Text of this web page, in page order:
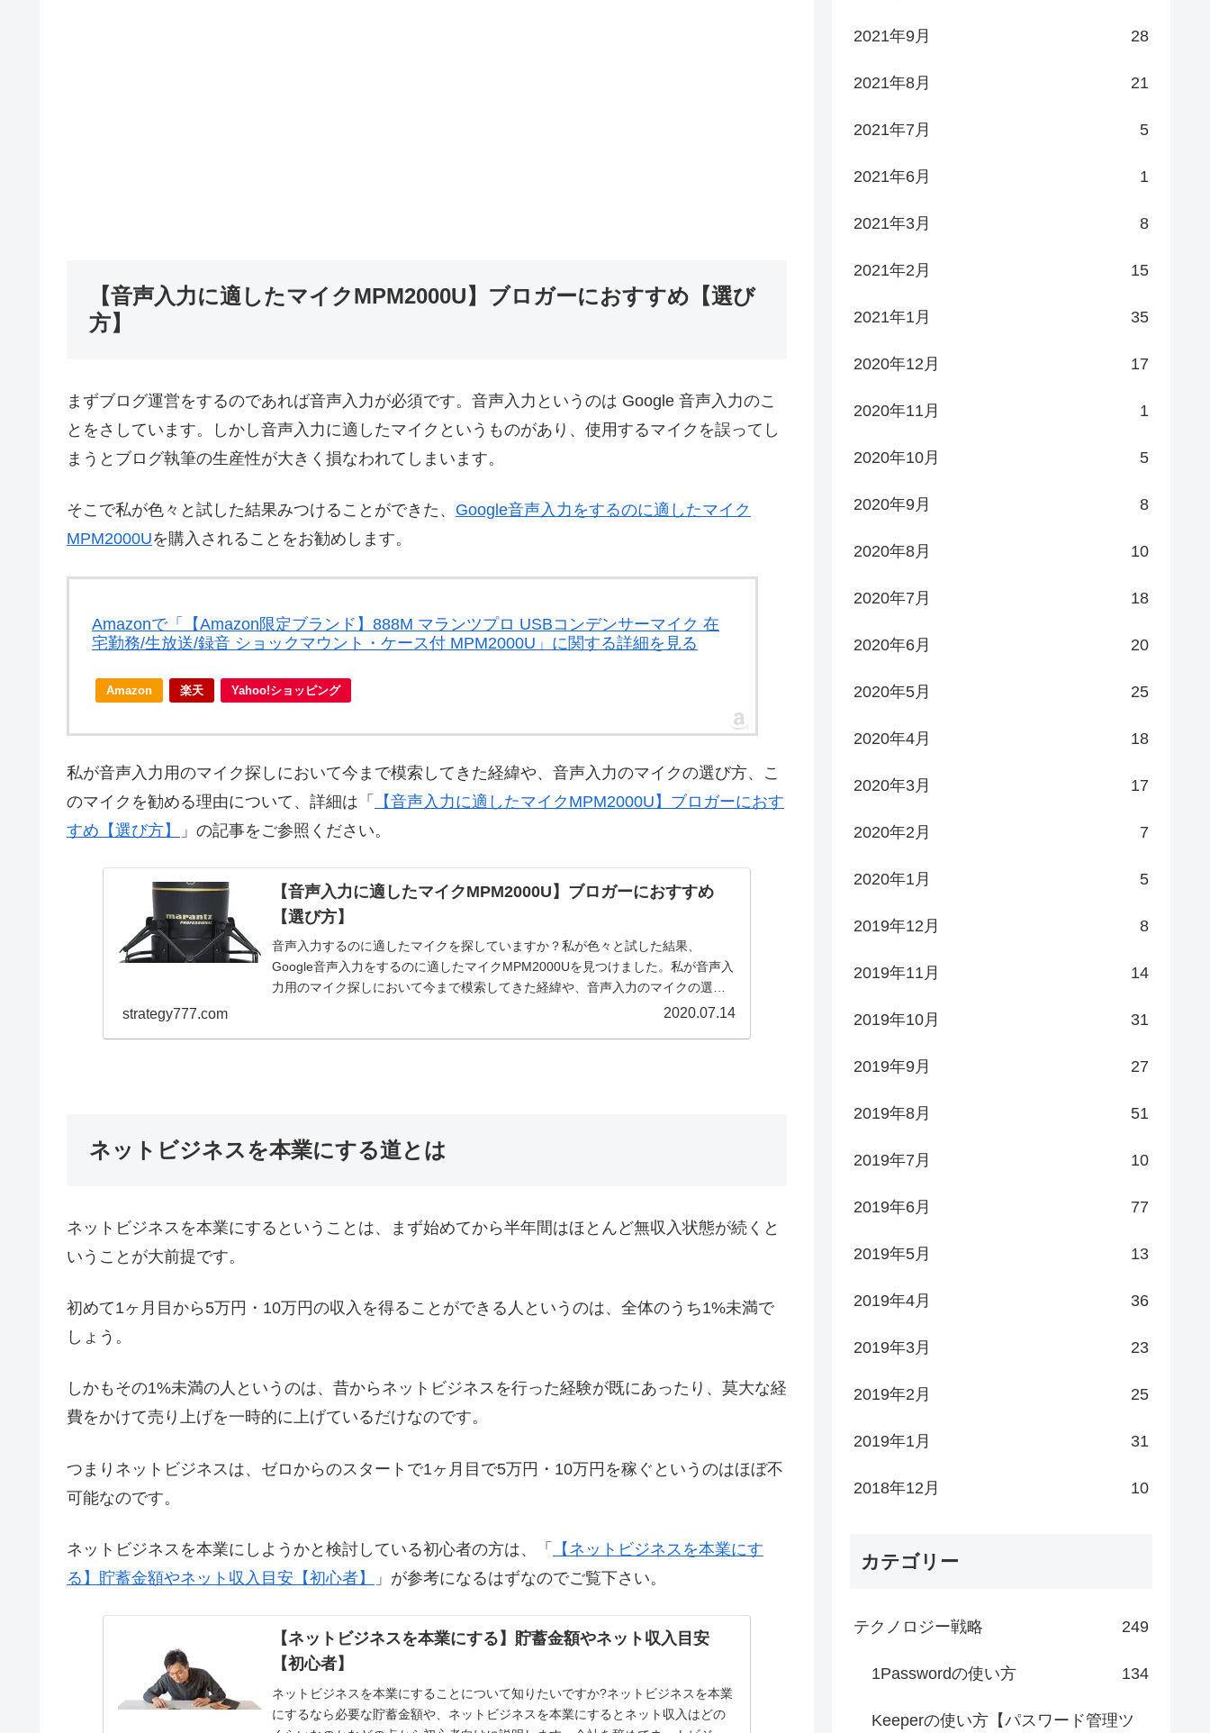
【音声入力に適したマイクMPM2000U】ブロガーにおすすめ【選び
方】
まずブログ運営をするのであれば音声入力が必須です。音声入力というのは Google 音声入力のこ
とをさしています。しかし音声入力に適したマイクというものがあり、使用するマイクを誤ってし
まうとブログ執筆の生産性が大きく損なわれてしまいます。
そこで私が色々と試した結果みつけることができた、 Google音声入力をするのに適したマイク
MPM2000Uを購入されることをお勧めします。
Amazonで「【Amazon限定ブランド】888M マランツプロ USBコンデンサーマイク 在
宅勤務/生放送/録音 ショックマウント・ケース付 MPM2000U」に関する詳細を見る
Amazon 楽天 Yahoo!ショッピング
私が音声入力用のマイク探しにおいて今まで模索してきた経緯や、音声入力のマイクの選び方、こ
のマイクを勧める理由について、詳細は「
【音声入力に適したマイクMPM2000U】ブロガーにおす
すめ【選び方】
」の記事をご参照ください。
【音声入力に適したマイクMPM2000U】ブロガーにおすすめ
【選び方】
音声入力するのに適したマイクを探していますか？私が色々と試した結果、
Google音声入力をするのに適したマイクMPM2000Uを見つけました。私が音声入
力用のマイク探しにおいて今まで模索してきた経緯や、音声入力のマイクの選び
strategy777.com 2020.07.14
ネットビジネスを本業にする道とは
ネットビジネスを本業にするということは、まず始めてから半年間はほとんど無収入状態が続くと
いうことが大前提です。
初めて1ヶ月目から5万円・10万円の収入を得ることができる人というのは、全体のうち1%未満で
しょう。
しかもその1%未満の人というのは、昔からネットビジネスを行った経験が既にあったり、莫大な経
費をかけて売り上げを一時的に上げているだけなのです。
つまりネットビジネスは、ゼロからのスタートで1ヶ月目で5万円・10万円を稼ぐというのはほぼ不
可能なのです。
ネットビジネスを本業にしようかと検討している初心者の方は、「
【ネットビジネスを本業にす
る】貯蓄金額やネット収入目安【初心者】
」が参考になるはずなのでご覧下さい。
【ネットビジネスを本業にする】貯蓄金額やネット収入目安
【初心者】
ネットビジネスを本業にすることについて知りたいですか?ネットビジネスを本業
にするなら必要な貯蓄金額や、ネットビジネスを本業にするとネット収入はどの
2021年9月 28
2021年8月 21
2021年7月 5
2021年6月 1
2021年3月 8
2021年2月 15
2021年1月 35
2020年12月 17
2020年11月 1
2020年10月 5
2020年9月 8
2020年8月 10
2020年7月 18
2020年6月 20
2020年5月 25
2020年4月 18
2020年3月 17
2020年2月 7
2020年1月 5
2019年12月 8
2019年11月 14
2019年10月 31
2019年9月 27
2019年8月 51
2019年7月 10
2019年6月 77
2019年5月 13
2019年4月 36
2019年3月 23
2019年2月 25
2019年1月 31
2018年12月 10
カテゴリー
テクノロジー戦略 249
1Passwordの使い方 134
Keeperの使い方【パスワード管理ツ